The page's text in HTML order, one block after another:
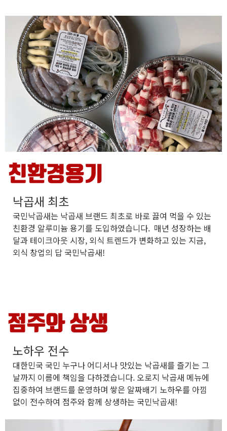
낙곱새 최초
국민낙곱새는 낙곱새 브랜드 최초로 바로 끓여 먹을 수 있는
친환경 알루미늄 용기를 도입하였습니다. 매년 성장하는 배
달과 테이크아웃 시장, 외식 트렌드가 변화하고 있는 지금,
외식 창업의 답 국민낙곱새!
노하우 전수
대한민국 국민 누구나 어디서나 맛있는 낙곱새를 즐기는 그
날까지 이름에 책임을 다하겠습니다. 오로지 낙곱새 메뉴에
집중하여 브랜드를 운영하며 쌓은 알짜배기 노하우를 아낌
없이 전수하여 점주와 함께 상생하는 국민낙곱새!